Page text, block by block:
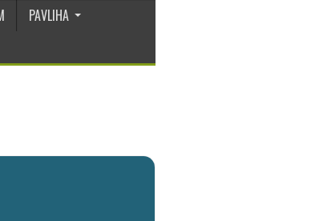
PAVLIHA